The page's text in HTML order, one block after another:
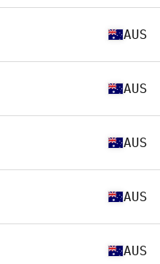
AUS
AUS
AUS
AUS
AUS